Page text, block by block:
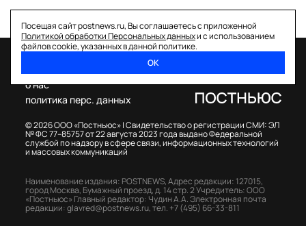
Посещая сайт postnews.ru, Вы соглашаетесь с приложенной
Политикой обработки Персональных данныхи с использованием
файлов cookie, указанных в данной политике.
ОК
© 2026 ООО «Постньюс» |Свидетельство о регистрации СМИ: ЭЛ
№ ФС 77–85757 от 22 августа 2023 года выдано Федеральной
службой по надзору в сфере связи, информационных технологий
и массовых коммуникаций
о нас
политика перс. данных
Наименование издания: POSTNEWS,Адрес редакции: 127015,
город Москва, Бумажный проезд, д. 14 стр. 2Учредитель: ООО
«Постньюс» Главный редактор: Чудин А.А.Электронная почта
редакции:glavred@postnews.ru,тел. +7 (495) 66-33-811